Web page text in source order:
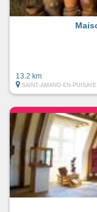
13.2 km
SAINT-AMAND-EN-PUISAYE